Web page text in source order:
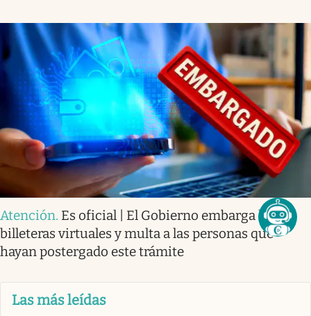
Atención. Es oficial | El Gobierno embarga las
billeteras virtuales y multa a las personas que
hayan postergado este trámite
Las más leídas